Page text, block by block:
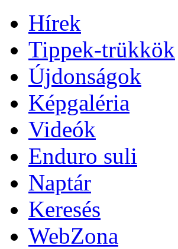
Hírek
Tippek-trükkök
Újdonságok
Képgaléria
Videók
Enduro suli
Naptár
Keresés
WebZona